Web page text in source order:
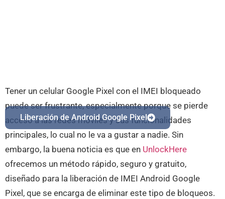
Liberación de Android Google Pixel
Tener un celular Google Pixel con el IMEI bloqueado
puede ser frustrante, especialmente porque se pierde
acceso a las redes móviles y sus funcionalidades
principales, lo cual no le va a gustar a nadie. Sin
embargo, la buena noticia es que en UnlockHere
ofrecemos un método rápido, seguro y gratuito,
diseñado para la liberación de IMEI Android Google
Pixel, que se encarga de eliminar este tipo de bloqueos.